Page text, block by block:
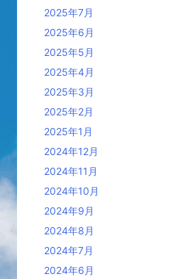
2025年7月
2025年6月
2025年5月
2025年4月
2025年3月
2025年2月
2025年1月
2024年12月
2024年11月
2024年10月
2024年9月
2024年8月
2024年7月
2024年6月